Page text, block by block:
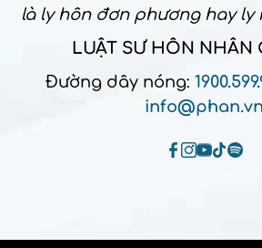
là ly hôn đơn phương hay ly
LUẬT SƯ HÔN NHÂN
Đường dây nóng:
info@phan.vn